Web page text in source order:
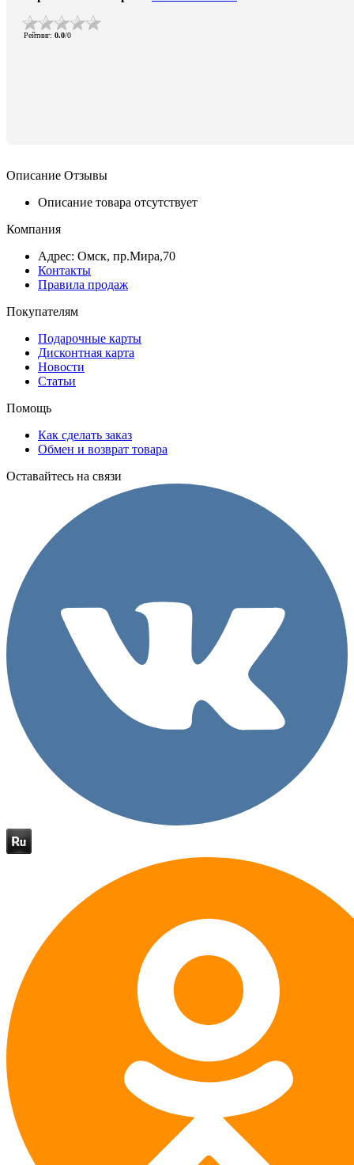
Рейтинг: 0.0/0
Описание Отзывы
Описание товара отсутствует
Компания
Адрес: Омск, пр.Мира,70
Контакты
Правила продаж
Покупателям
Подарочные карты
Дисконтная карта
Новости
Статьи
Помощь
Как сделать заказ
Обмен и возврат товара
Оставайтесь на связи